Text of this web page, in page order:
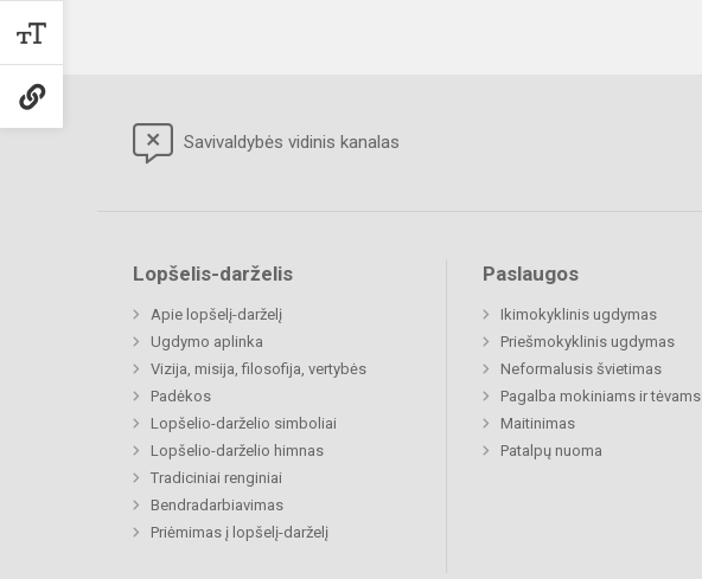
Savivaldybės vidinis kanalas
Lopšelis-darželis
Apie lopšelį-darželį
Ugdymo aplinka
Vizija, misija, filosofija, vertybės
Padėkos
Lopšelio-darželio simboliai
Lopšelio-darželio himnas
Tradiciniai renginiai
Bendradarbiavimas
Priėmimas į lopšelį-darželį
Paslaugos
Ikimokyklinis ugdymas
Priešmokyklinis ugdymas
Neformalusis švietimas
Pagalba mokiniams ir tėvams
Maitinimas
Patalpų nuoma